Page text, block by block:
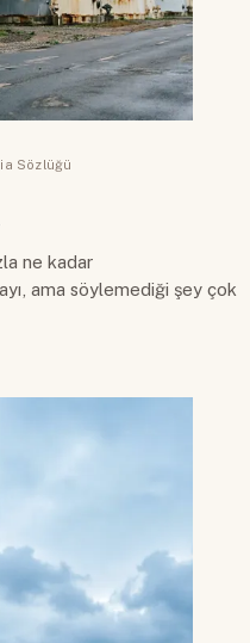
Sözlüğü
ne kadar
ama söylemediği şey çok